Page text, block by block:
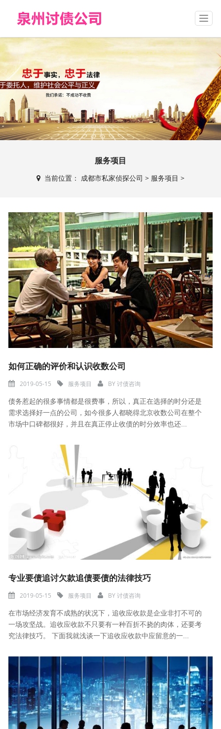
T
o
g
e
v
i
g
a
t
服务项目
当前位置： 成都市私家侦探公司 > 服务项目 >
如何正确的评价和认识收数公司
2019-05-15 服务项目 BY讨债咨询
债务惹起的很多事情都是很费事，所以，真正在选择的时分还是
需求选择好一点的公司，如今很多人都晓得北京收数公司在整个
市场中口碑都很好，并且在真正停止收债的时分效率也还...
专业要债追讨欠款追债要债的法律技巧
2019-05-15 服务项目 BY讨债咨询
在市场经济发育不成熟的状况下，追收应收款是企业非打不可的
一场攻坚战。追收应收款不只要有一种百折不挠的肉体，还要考
究法律技巧。 下面我就浅谈一下追收应收款中应留意的一...